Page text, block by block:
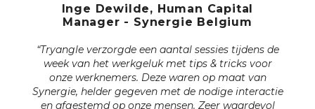
Inge Dewilde, Human Capital
Manager - Synergie Belgium
“Tryangle verzorgde een aantal sessies tijdens de
week van het werkgeluk met tips & tricks voor
onze werknemers. Deze waren op maat van
Synergie, helder gegeven met de nodige interactie
en afgestemd op onze mensen. Zeer waardevol